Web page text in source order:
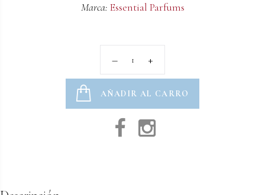
Marca: Essential Parfums
AÑADIR AL CARRO